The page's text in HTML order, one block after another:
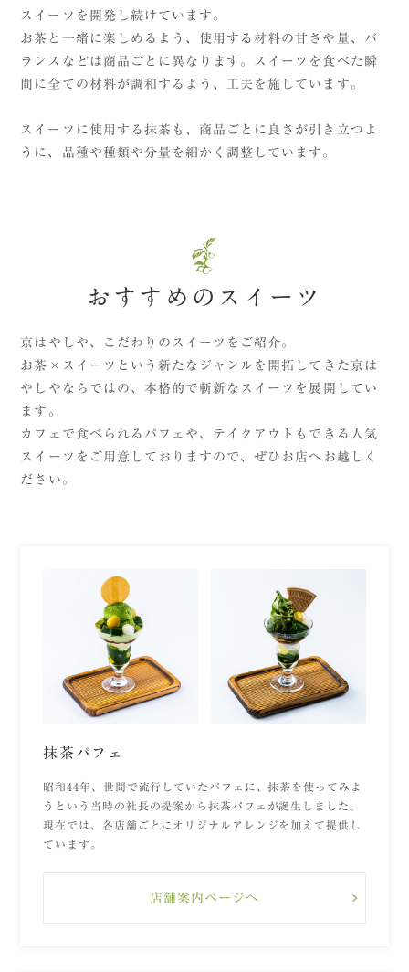
スイーツを開発し続けています。
お茶と一緒に楽しめるよう、使用する材料の甘さや量、バ
ランスなどは商品ごとに異なります。スイーツを食べた瞬
間に全ての材料が調和するよう、工夫を施しています。
スイーツに使用する抹茶も、商品ごとに良さが引き立つよ
うに、品種や種類や分量を細かく調整しています。
おすすめのスイーツ
京はやしや、こだわりのスイーツをご紹介。
お茶×スイーツという新たなジャンルを開拓してきた京は
やしやならではの、本格的で斬新なスイーツを展開してい
ます。
カフェで食べられるパフェや、テイクアウトもできる人気
スイーツをご用意しておりますので、ぜひお店へお越しく
ださい。
抹茶パフェ
昭和44年、世間で流行していたパフェに、抹茶を使ってみよ
うという当時の社長の提案から抹茶パフェが誕生しました。
現在では、各店舗ごとにオリジナルアレンジを加えて提供し
ています。
店舗案内ページへ